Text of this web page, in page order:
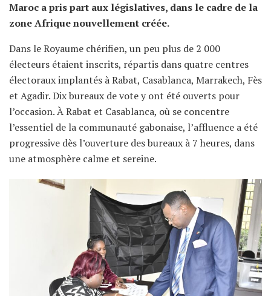
Maroc a pris part aux législatives, dans le cadre de la
zone Afrique nouvellement créée.
Dans le Royaume chérifien, un peu plus de 2 000
électeurs étaient inscrits, répartis dans quatre centres
électoraux implantés à Rabat, Casablanca, Marrakech, Fès
et Agadir. Dix bureaux de vote y ont été ouverts pour
l’occasion. À Rabat et Casablanca, où se concentre
l’essentiel de la communauté gabonaise, l’affluence a été
progressive dès l’ouverture des bureaux à 7 heures, dans
une atmosphère calme et sereine.